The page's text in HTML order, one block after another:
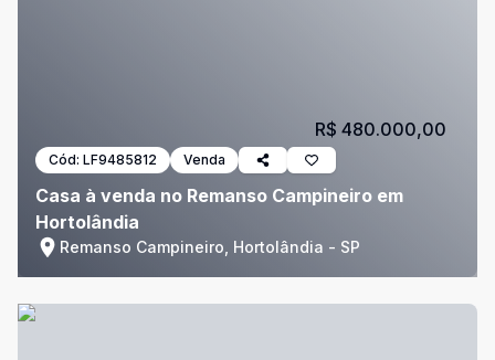
Cód: LF9485812 Venda
Casa à venda no Remanso Campineiro em
Hortolândia
Remanso Campineiro, Hortolândia - SP
R$ 480.000,00